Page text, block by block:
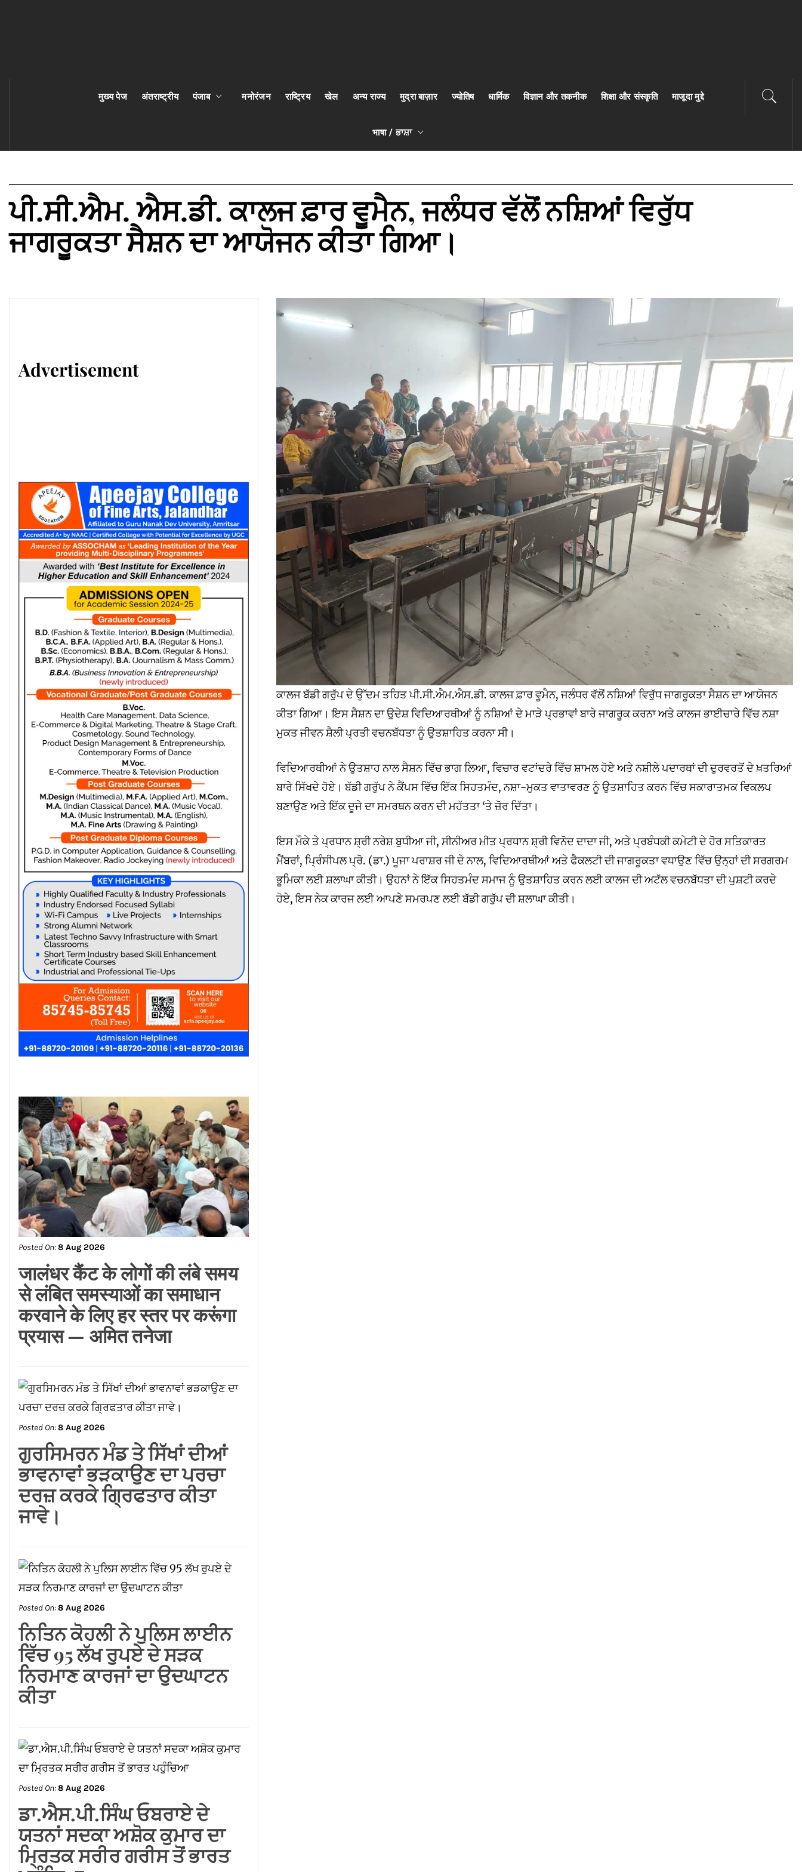
मुख्य पेज अंतराष्ट्रीय पंजाब मनोरंजन राष्ट्रिय खेल अन्य राज्य मुद्रा बाज़ार ज्योतिष धार्मिक विज्ञान और तकनीक शिक्षा और संस्कृति माजूदा मुद्दे
भाषा / ਭਾਸ਼ਾ
ਪੀ.ਸੀ.ਐਮ. ਐਸ.ਡੀ. ਕਾਲਜ ਫ਼ਾਰ ਵੂਮੈਨ, ਜਲੰਧਰ ਵੱਲੋਂ ਨਸ਼ਿਆਂ ਵਿਰੁੱਧ
ਜਾਗਰੂਕਤਾ ਸੈਸ਼ਨ ਦਾ ਆਯੋਜਨ ਕੀਤਾ ਗਿਆ।
ਕਾਲਜ ਬੱਡੀ ਗਰੁੱਪ ਦੇ ਉੱਦਮ ਤਹਿਤ ਪੀ.ਸੀ.ਐਮ.ਐਸ.ਡੀ. ਕਾਲਜ ਫ਼ਾਰ ਵੂਮੈਨ, ਜਲੰਧਰ ਵੱਲੋਂ ਨਸ਼ਿਆਂ ਵਿਰੁੱਧ ਜਾਗਰੂਕਤਾ ਸੈਸ਼ਨ ਦਾ ਆਯੋਜਨ
ਕੀਤਾ ਗਿਆ। ਇਸ ਸੈਸ਼ਨ ਦਾ ਉਦੇਸ਼ ਵਿਦਿਆਰਥੀਆਂ ਨੂੰ ਨਸ਼ਿਆਂ ਦੇ ਮਾੜੇ ਪ੍ਰਭਾਵਾਂ ਬਾਰੇ ਜਾਗਰੂਕ ਕਰਨਾ ਅਤੇ ਕਾਲਜ ਭਾਈਚਾਰੇ ਵਿੱਚ ਨਸ਼ਾ
ਮੁਕਤ ਜੀਵਨ ਸ਼ੈਲੀ ਪ੍ਰਤੀ ਵਚਨਬੱਧਤਾ ਨੂੰ ਉਤਸ਼ਾਹਿਤ ਕਰਨਾ ਸੀ।
ਵਿਦਿਆਰਥੀਆਂ ਨੇ ਉਤਸ਼ਾਹ ਨਾਲ ਸੈਸ਼ਨ ਵਿੱਚ ਭਾਗ ਲਿਆ, ਵਿਚਾਰ ਵਟਾਂਦਰੇ ਵਿੱਚ ਸ਼ਾਮਲ ਹੋਏ ਅਤੇ ਨਸ਼ੀਲੇ ਪਦਾਰਥਾਂ ਦੀ ਦੁਰਵਰਤੋਂ ਦੇ ਖ਼ਤਰਿਆਂ
ਬਾਰੇ ਸਿੱਖਦੇ ਹੋਏ। ਬੱਡੀ ਗਰੁੱਪ ਨੇ ਕੈਂਪਸ ਵਿੱਚ ਇੱਕ ਸਿਹਤਮੰਦ, ਨਸ਼ਾ-ਮੁਕਤ ਵਾਤਾਵਰਣ ਨੂੰ ਉਤਸ਼ਾਹਿਤ ਕਰਨ ਵਿੱਚ ਸਕਾਰਾਤਮਕ ਵਿਕਲਪ
ਬਣਾਉਣ ਅਤੇ ਇੱਕ ਦੂਜੇ ਦਾ ਸਮਰਥਨ ਕਰਨ ਦੀ ਮਹੱਤਤਾ ‘ਤੇ ਜ਼ੋਰ ਦਿੱਤਾ।
ਇਸ ਮੌਕੇ ਤੇ ਪ੍ਰਧਾਨ ਸ਼੍ਰੀ ਨਰੇਸ਼ ਬੁਧੀਆ ਜੀ, ਸੀਨੀਅਰ ਮੀਤ ਪ੍ਰਧਾਨ ਸ਼੍ਰੀ ਵਿਨੋਦ ਦਾਦਾ ਜੀ, ਅਤੇ ਪ੍ਰਬੰਧਕੀ ਕਮੇਟੀ ਦੇ ਹੋਰ ਸਤਿਕਾਰਤ
ਮੈਂਬਰਾਂ, ਪ੍ਰਿੰਸੀਪਲ ਪ੍ਰੋ. (ਡਾ.) ਪੂਜਾ ਪਰਾਸ਼ਰ ਜੀ ਦੇ ਨਾਲ, ਵਿਦਿਆਰਥੀਆਂ ਅਤੇ ਫੈਕਲਟੀ ਦੀ ਜਾਗਰੂਕਤਾ ਵਧਾਉਣ ਵਿੱਚ ਉਨ੍ਹਾਂ ਦੀ ਸਰਗਰਮ
ਭੂਮਿਕਾ ਲਈ ਸ਼ਲਾਘਾ ਕੀਤੀ। ਉਹਨਾਂ ਨੇ ਇੱਕ ਸਿਹਤਮੰਦ ਸਮਾਜ ਨੂੰ ਉਤਸ਼ਾਹਿਤ ਕਰਨ ਲਈ ਕਾਲਜ ਦੀ ਅਟੱਲ ਵਚਨਬੱਧਤਾ ਦੀ ਪੁਸ਼ਟੀ ਕਰਦੇ
ਹੋਏ, ਇਸ ਨੇਕ ਕਾਰਜ ਲਈ ਆਪਣੇ ਸਮਰਪਣ ਲਈ ਬੱਡੀ ਗਰੁੱਪ ਦੀ ਸ਼ਲਾਘਾ ਕੀਤੀ।
Advertisement
Posted On:8 Aug 2026
जालंधर कैंट के लोगों की लंबे समय
से लंबित समस्याओं का समाधान
करवाने के लिए हर स्तर पर करूंगा
प्रयास — अमित तनेजा
8 Aug 2026
ਗੁਰਸਿਮਰਨ ਮੰਡ ਤੇ ਸਿੱਖਾਂ ਦੀਆਂ
ਭਾਵਨਾਵਾਂ ਭੜਕਾਉਣ ਦਾ ਪਰਚਾ
ਦਰਜ਼ ਕਰਕੇ ਗ੍ਰਿਫਤਾਰ ਕੀਤਾ
ਜਾਵੇ।
Posted On:
ਨਿਤਿਨ ਕੋਹਲੀ ਨੇ ਪੁਲਿਸ ਲਾਈਨ
ਵਿੱਚ 95 ਲੱਖ ਰੁਪਏ ਦੇ ਸੜਕ
ਨਿਰਮਾਣ ਕਾਰਜਾਂ ਦਾ ਉਦਘਾਟਨ
ਕੀਤਾ
Posted On:
ਡਾ.ਐਸ.ਪੀ.ਸਿੰਘ ਓਬਰਾਏ ਦੇ
ਯਤਨਾਂ ਸਦਕਾ ਅਸ਼ੋਕ ਕੁਮਾਰ ਦਾ
ਮ੍ਰਿਤਕ ਸਰੀਰ ਗਰੀਸ ਤੋਂ ਭਾਰਤ
ਪਹੁੰਚਿਆ
Posted On: